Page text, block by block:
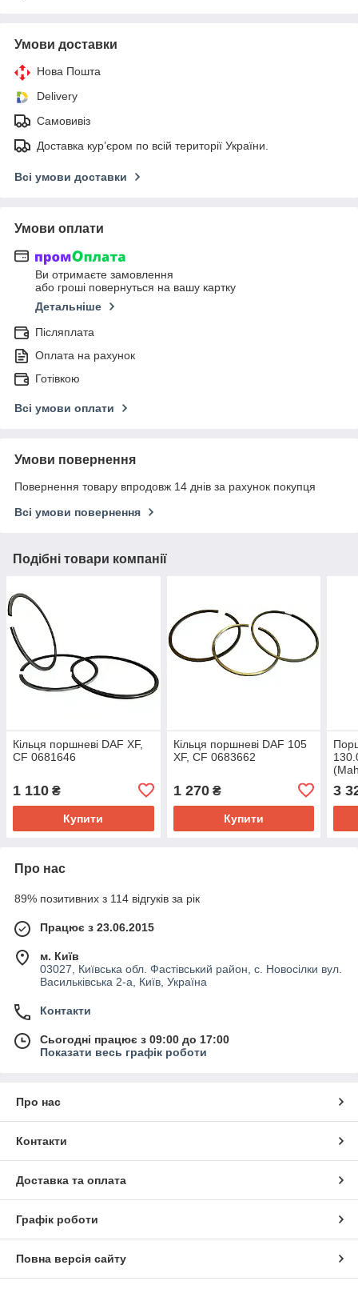
Умови доставки
Нова Пошта
Delivery
Самовивіз
Доставка кур’єром по всій території України.
Всі умови доставки
Умови оплати
Ви отримаєте замовлення
або гроші повернуться на вашу картку
Детальніше
Післяплата
Оплата на рахунок
Готівкою
Всі умови оплати
Умови повернення
Повернення товару впродовж 14 днів за рахунок покупця
Всі умови повернення
Подібні товари компанії
Кільця поршневі DAF XF,
CF 0681646
1 110 ₴
Купити
Кільця поршневі DAF 105
XF, CF 0683662
1 270₴
Купити
3
Про нас
89% позитивних з 114 відгуків за рік
Працює з 23.06.2015
м. Київ
03027, Київська обл. Фастівський район, с. Новосілки вул.
Васильківська 2-а, Київ, Україна
Контакти
Сьогодні працює з 09:00 до 17:00
Показати весь графік роботи
Про нас
Контакти
Доставка та оплата
Графік роботи
Повна версія сайту